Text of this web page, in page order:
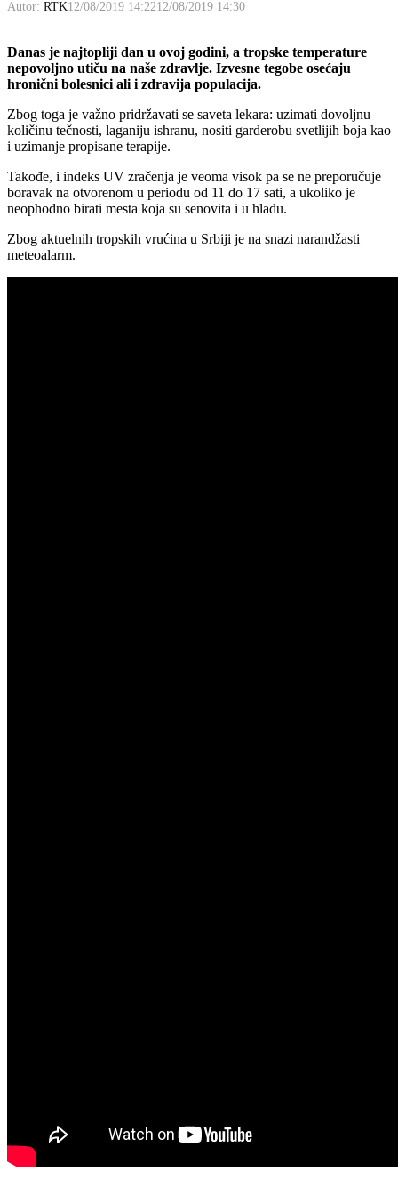
Autor: RTK12/08/2019 14:2212/08/2019 14:30
Danas je najtopliji dan u ovoj godini, a tropske temperature
nepovoljno utiču na naše zdravlje. Izvesne tegobe osećaju
hronični bolesnici ali i zdravija populacija.
Zbog toga je važno pridržavati se saveta lekara: uzimati dovoljnu
količinu tečnosti, laganiju ishranu, nositi garderobu svetlijih boja kao
i uzimanje propisane terapije.
Takođe, i indeks UV zračenja je veoma visok pa se ne preporučuje
boravak na otvorenom u periodu od 11 do 17 sati, a ukoliko je
neophodno birati mesta koja su senovita i u hladu.
Zbog aktuelnih tropskih vrućina u Srbiji je na snazi narandžasti
meteoalarm.